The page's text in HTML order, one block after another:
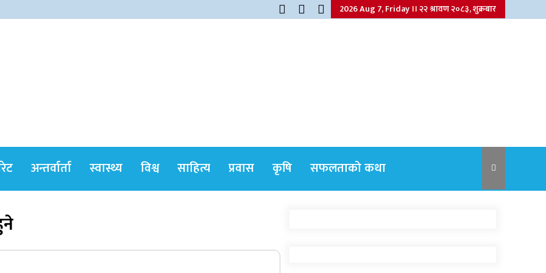
2026 Aug 7, Friday ।। २२ श्रावण २०८३, शुक्रबार
अन्तर्वार्ता स्वास्थ्य विश्व साहित्य प्रवास कृषि सफलताको कथा
सर्वोच्चले खारेज गर्‍यो दानबहादुर बुढाको रिट,